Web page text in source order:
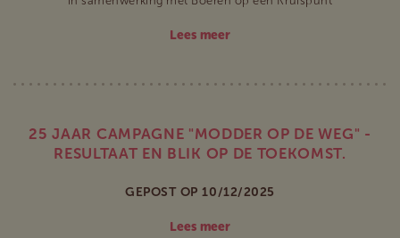
Lees meer
25 JAAR CAMPAGNE "MODDER OP DE WEG" -
RESULTAAT EN BLIK OP DE TOEKOMST.
GEPOST OP 10/12/2025
Lees meer